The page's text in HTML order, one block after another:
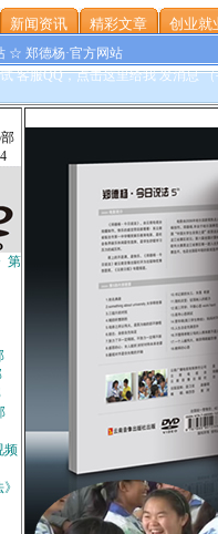
新闻资讯 精彩文章 创业就
☆ 郑德杨·官方网站
第
频